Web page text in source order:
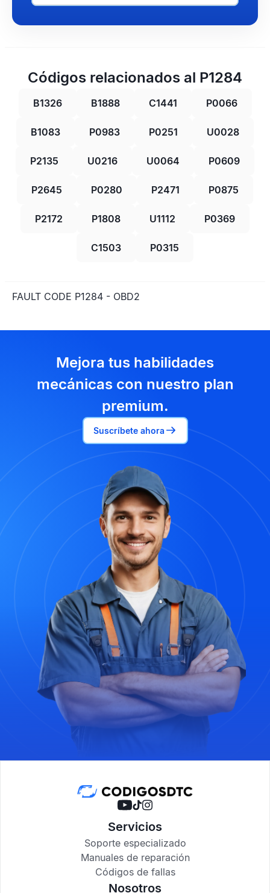
Códigos relacionados al P1284
B1326 B1888 C1441 P0066
B1083 P0983 P0251 U0028
P2135 U0216 U0064 P0609
P2645 P0280 P2471 P0875
P2172 P1808 U1112 P0369
C1503 P0315
FAULT CODE P1284 - OBD2
Mejora tus habilidades
mecánicas con nuestro plan
premium.
Suscríbete ahora
Servicios
Soporte especializado
Manuales de reparación
Códigos de fallas
Nosotros